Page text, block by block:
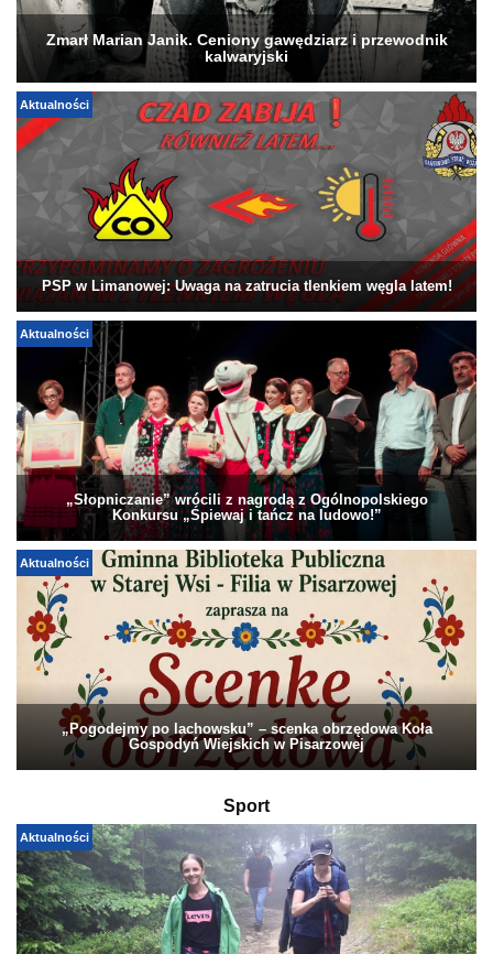
Zmarł Marian Janik. Ceniony gawędziarz i przewodnik
kalwaryjski
Aktualności
PSP w Limanowej: Uwaga na zatrucia tlenkiem węgla latem!
Aktualności
„Słopniczanie” wrócili z nagrodą z Ogólnopolskiego
Konkursu „Śpiewaj i tańcz na ludowo!”
Aktualności
„Pogodejmy po lachowsku” – scenka obrzędowa Koła
Gospodyń Wiejskich w Pisarzowej
Sport
Aktualności